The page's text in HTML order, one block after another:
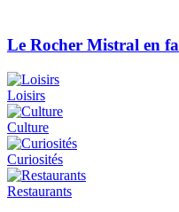
Le Rocher Mistral en
Loisirs
Culture
Curiosités
Restaurants